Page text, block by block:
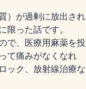
）が過剰に放出され
限った話です。
で、医療用麻薬を投
て痛みがなくなれ
ック、放射線治療な